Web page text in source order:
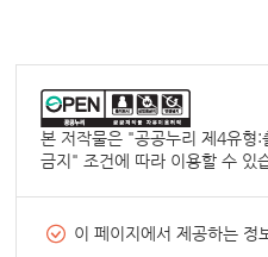
본 저작물은 "공공누리 제4유형:
금지 " 조건에 따라 이용할 수 있
이 페이지에서 제공하는 정